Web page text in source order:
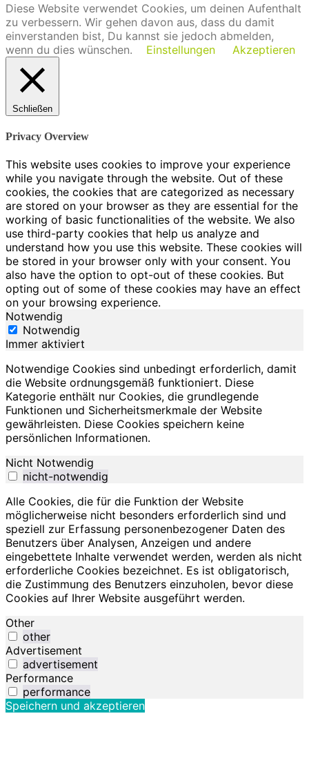
Diese Website verwendet Cookies, um deinen Aufenthalt
zu verbessern. Wir gehen davon aus, dass du damit
einverstanden bist, Du kannst sie jedoch abmelden,
wenn du dies wünschen.
Einstellungen Akzeptieren
Schließen
Privacy Overview
This website uses cookies to improve your experience
while you navigate through the website. Out of these
cookies, the cookies that are categorized as necessary
are stored on your browser as they are essential for the
working of basic functionalities of the website. We also
use third-party cookies that help us analyze and
understand how you use this website. These cookies will
be stored in your browser only with your consent. You
also have the option to opt-out of these cookies. But
opting out of some of these cookies may have an effect
on your browsing experience.
Notwendig
Notwendig
Immer aktiviert
Notwendige Cookies sind unbedingt erforderlich, damit
die Website ordnungsgemäß funktioniert. Diese
Kategorie enthält nur Cookies, die grundlegende
Funktionen und Sicherheitsmerkmale der Website
gewährleisten. Diese Cookies speichern keine
persönlichen Informationen.
Nicht Notwendig
nicht-notwendig
Alle Cookies, die für die Funktion der Website
möglicherweise nicht besonders erforderlich sind und
speziell zur Erfassung personenbezogener Daten des
Benutzers über Analysen, Anzeigen und andere
eingebettete Inhalte verwendet werden, werden als nicht
erforderliche Cookies bezeichnet. Es ist obligatorisch,
die Zustimmung des Benutzers einzuholen, bevor diese
Cookies auf Ihrer Website ausgeführt werden.
Other
other
Advertisement
advertisement
Performance
performance
Speichern und akzeptieren